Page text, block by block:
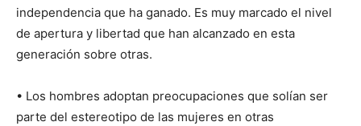
independencia que ha ganado. Es muy marcado el nivel
de apertura y libertad que han alcanzado en esta
generación sobre otras.
• Los hombres adoptan preocupaciones que solían ser
parte del estereotipo de las mujeres en otras